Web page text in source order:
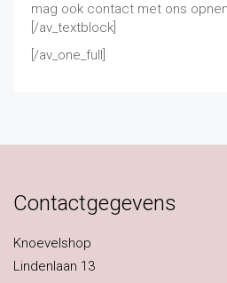
mag ook contact met ons
[/av_textblock]
[/av_one_full]
Contactgegevens
Knoevelshop
Lindenlaan 13